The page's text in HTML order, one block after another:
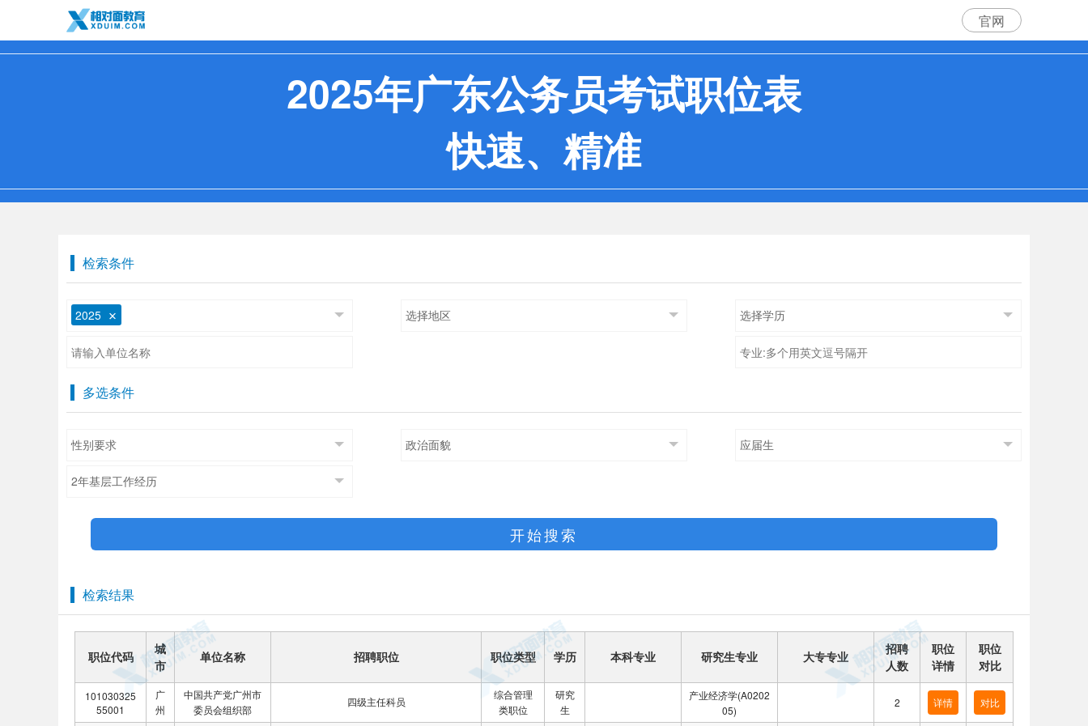
官网
2025年广东公务员考试职位表
快速、精准
检索条件
2025 选择地区 选择学历
多选条件
性别要求 政治面貌 应届生
2年基层工作经历
开始搜索
检索结果
职位代码
城
市
单位名称 招聘职位 职位类型 学历 本科专业 研究生专业 大专专业
招聘
人数
职位
详情
职位
对比
101030325
55001
广
州
中国共产党广州市
委员会组织部
四级主任科员
综合管理
类职位
研究
生
产业经济学(A0202
05)
2 详情 对比